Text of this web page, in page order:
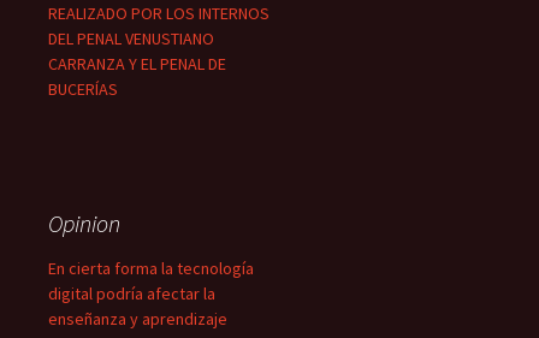
REALIZADO POR LOS INTERNOS
DEL PENAL VENUSTIANO
CARRANZA Y EL PENAL DE
BUCERÍAS
Opinion
En cierta forma la tecnología
digital podría afectar la
enseñanza y aprendizaje